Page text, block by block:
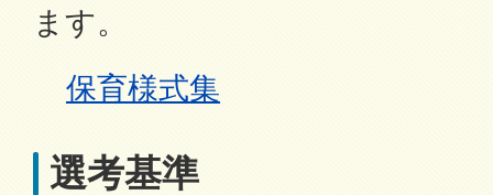
ます。
保育様式集
選考基準